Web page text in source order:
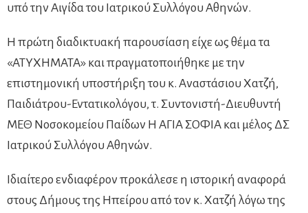
υπό την Aιγίδα του Ιατρικού Συλλόγου Αθηνών.
Η πρώτη διαδικτυακή παρουσίαση είχε ως θέμα τα
«ΑΤΥΧΗΜΑΤΑ» και πραγματοποιήθηκε με την
επιστημονική υποστήριξη του κ. Αναστάσιου Χατζή,
Παιδιάτρου-Εντατικολόγου, τ. Συντονιστή-Διευθυντή
ΜΕΘ Νοσοκομείου Παίδων Η ΑΓΙΑ ΣΟΦΙΑ και μέλος ΔΣ
Ιατρικού Συλλόγου Αθηνών.
Ιδιαίτερο ενδιαφέρον προκάλεσε η ιστορική αναφορά
στους Δήμους της Ηπείρου από τον κ. Χατζή λόγω της